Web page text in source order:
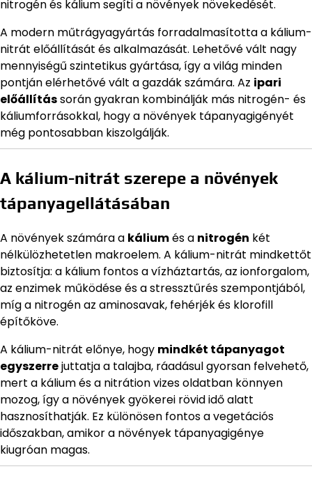
nitrogén és kálium segíti a növények növekedését.
A modern műtrágyagyártás forradalmasította a kálium-
nitrát előállítását és alkalmazását. Lehetővé vált nagy
mennyiségű szintetikus gyártása, így a világ minden
pontján elérhetővé vált a gazdák számára. Az ipari
előállítássorán gyakran kombinálják más nitrogén- és
káliumforrásokkal, hogy a növények tápanyagigényét
még pontosabban kiszolgálják.
A kálium-nitrát szerepe a növények
tápanyagellátásában
A növények számára a káliumés a nitrogén két
nélkülözhetetlen makroelem. A kálium-nitrát mindkettőt
biztosítja: a kálium fontos a vízháztartás, az ionforgalom,
az enzimek működése és a stressztűrés szempontjából,
míg a nitrogén az aminosavak, fehérjék és klorofill
építőköve.
A kálium-nitrát előnye, hogy mindkét tápanyagot
egyszerrejuttatja a talajba, ráadásul gyorsan felvehető,
mert a kálium és a nitrátion vizes oldatban könnyen
mozog, így a növények gyökerei rövid idő alatt
hasznosíthatják. Ez különösen fontos a vegetációs
időszakban, amikor a növények tápanyagigénye
kiugróan magas.